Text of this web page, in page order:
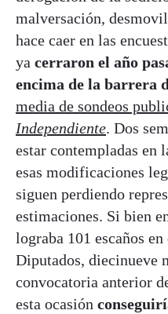
malversación,
hace caer en las
ya cerraron el año
encima de la barrera
media de sondeos
Independiente. Dos
estar contempladas en
esas modificaciones
siguen perdiendo
estimaciones. Si bien
lograba 101 escaños
Diputados, diecinueve
convocatoria anterior
esta ocasión